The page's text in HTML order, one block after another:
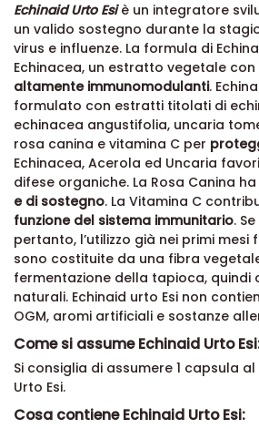
Echinaid Urto Esi è un integratore
un valido sostegno durante la
virus e influenze. La formula di
Echinacea, un estratto vegetale
altamente immunomodulanti.
formulato con estratti titolati di
echinacea angustifolia, uncaria
rosa canina e vitamina C per
Echinacea, Acerola ed Uncaria
difese organiche. La Rosa Canina ha
e di sostegno. La Vitamina C
funzione del sistema immunitario.
pertanto, l’utilizzo già nei primi mesi
sono costituite da una fibra
fermentazione della tapioca, quindi
naturali. Echinaid urto Esi non
OGM, aromi artificiali e sostanze
Come si assume Echinaid Urto
Si consiglia di assumere 1 capsula
Urto Esi.
Cosa contiene Echinaid Urto Esi: